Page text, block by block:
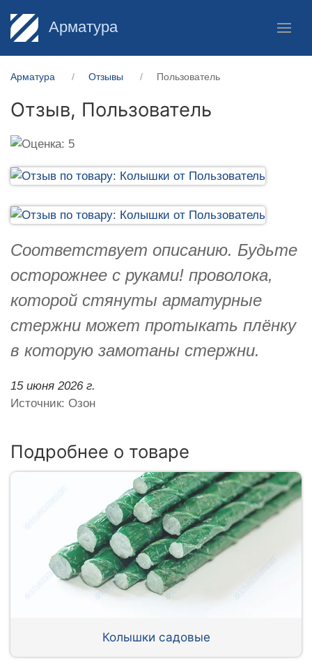
Арматура
Арматура Отзывы Пользователь
Отзыв, Пользователь
Соответствует описанию. Будьте
осторожнее с руками! проволока,
которой стянуты арматурные
стержни может протыкать плёнку
в которую замотаны стержни.
15 июня 2026 г.
Источник: Озон
Подробнее о товаре
Колышки садовые